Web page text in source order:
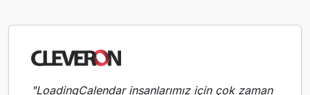
"LoadingCalendar insanlarımız için çok zaman